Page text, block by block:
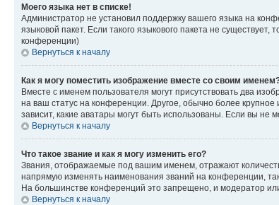
Моего языка нет в списке!
Администратор не установил поддержку вашего языка на
языковой пакет. Если такого языкового пакета не
конференции)
Вернуться к началу
Как я могу поместить изображение вместе со своим
Вместе с именем пользователя могут присутствовать два
на ваш статус на конференции. Другое, обычно более крупное
зависит, какие аватары могут быть использованы. Если вы
Вернуться к началу
Что такое звание и как я могу изменить его?
Звания, отображаемые под вашим именем, отражают
напрямую изменять наименования званий на конференции,
На большинстве конференций это запрещено, и модератор
Вернуться к началу